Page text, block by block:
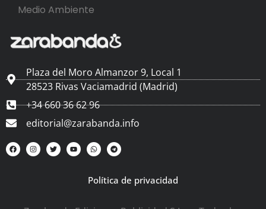
Medio Ambiente
Plaza del Moro Almanzor 9, Local 1
28523 Rivas Vaciamadrid (Madrid)
+34 660 36 62 96
editorial@zarabanda.info
Política de privacidad